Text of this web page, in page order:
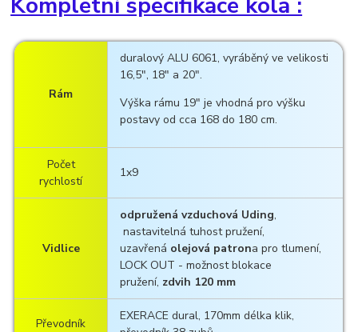
Rám
duralový ALU 6061, vyráběný ve velikosti
16,5", 18" a 20".
Výška rámu 19" je vhodná pro výšku
postavy od cca 168 do 180 cm.
Počet
rychlostí
1x9
Vidlice
odpružená vzduchová Uding,
nastavitelná tuhost pružení,
uzavřená olejová patrona pro tlumení,
LOCK OUT - možnost blokace
pružení, zdvih 120 mm
Převodník
EXERACE dural, 170mm délka klik,